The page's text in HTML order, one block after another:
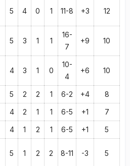
5 4 0 1 11-8 +3 12
5 3 1 1
16-
7
+9 10
4 3 1 0
10-
4
+6 10
5 2 2 1 6-2 +4 8
4 2 1 1 6-5 +1 7
4 1 2 1 6-5 +1 5
5 1 2 2 8-11 -3 5